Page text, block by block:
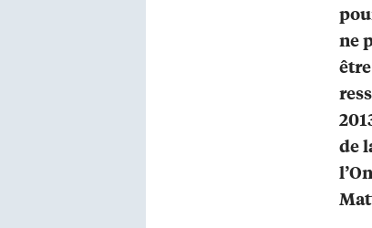
ne
de